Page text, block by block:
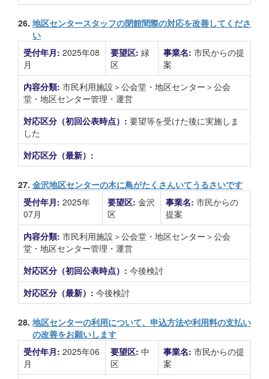
26. 地区センタースタッフの閉館間際の対応を改善してくださ
い
受付年月: 2025年08
月
要望区: 緑
区
事業名: 市民からの提
案
内容分類: 市民利用施設＞公会堂・地区センター＞公会
堂・地区センター管理・運営
対応区分（初回公表時点）: 要望等を受けた後に実施しま
した
対応区分（最新）:
27. 金沢地区センターの木に鳥がたくさんいてうるさいです
受付年月: 2025年
07月
要望区: 金沢
区
事業名: 市民からの
提案
内容分類: 市民利用施設＞公会堂・地区センター＞公会
堂・地区センター管理・運営
対応区分（初回公表時点）: 今後検討
対応区分（最新）: 今後検討
28. 地区センターの利用について、申込方法や利用料の支払い
の改善をお願いします
受付年月: 2025年06
月
要望区: 中
区
事業名: 市民からの提
案